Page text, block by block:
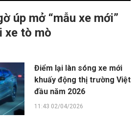
úp mở “mẫu xe mới”
xe tò mò
Điểm lại làn sóng xe mới
khuấy động thị trường Việt
đầu năm 2026
11:43 02/04/2026